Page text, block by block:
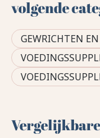
volgende
GEWRICHTEN